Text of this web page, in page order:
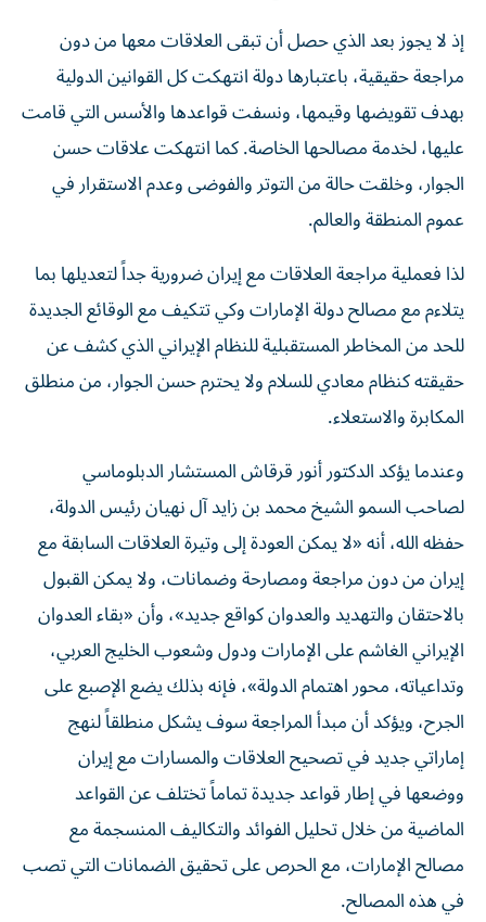
إذ لا يجوز بعد الذي حصل أن تبقى العلاقات معها من دون
مراجعة حقيقية، باعتبارها دولة انتهكت كل القوانين الدولية
بهدف تقويضها وقيمها، ونسفت قواعدها والأسس التي قامت
عليها، لخدمة مصالحها الخاصة. كما انتهكت علاقات حسن
الجوار، وخلقت حالة من التوتر والفوضى وعدم الاستقرار في
عموم المنطقة والعالم.
لذا فعملية مراجعة العلاقات مع إيران ضرورية جداً لتعديلها بما
يتلاءم مع مصالح دولة الإمارات وكي تتكيف مع الوقائع الجديدة
للحد من المخاطر المستقبلية للنظام الإيراني الذي كشف عن
حقيقته كنظام معادي للسلام ولا يحترم حسن الجوار، من منطلق
المكابرة والاستعلاء.
وعندما يؤكد الدكتور أنور قرقاش المستشار الدبلوماسي
لصاحب السمو الشيخ محمد بن زايد آل نهيان رئيس الدولة،
حفظه الله، أنه «لا يمكن العودة إلى وتيرة العلاقات السابقة مع
إيران من دون مراجعة ومصارحة وضمانات، ولا يمكن القبول
بالاحتقان والتهديد والعدوان كواقع جديد»، وأن «بقاء العدوان
الإيراني الغاشم على الإمارات ودول وشعوب الخليج العربي،
وتداعياته، محور اهتمام الدولة»، فإنه بذلك يضع الإصبع على
الجرح، ويؤكد أن مبدأ المراجعة سوف يشكل منطلقاً لنهج
إماراتي جديد في تصحيح العلاقات والمسارات مع إيران
ووضعها في إطار قواعد جديدة تماماً تختلف عن القواعد
الماضية من خلال تحليل الفوائد والتكاليف المنسجمة مع
مصالح الإمارات، مع الحرص على تحقيق الضمانات التي تصب
في هذه المصالح.